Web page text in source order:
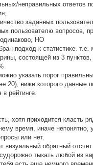
неправильных ответов
заданных
пользователю вопросов,
одинаково, НО
подход к статистике. т.е.
состоящей из 3
указать порог
20), ниже которого данные
в рейтинге.
хотя приходится класть
время, иначе непонятно,
или нет.
визуальный обратный
тыкать любой из